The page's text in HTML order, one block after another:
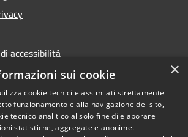
accessibilità
Copyright © 2026 • Città di
Montecchio Maggiore •
×
sui cookie
cookie tecnici e assimilati strettamente
funzionamento e alla navigazione del sito,
tecnico analitico al solo fine di elaborare
statistiche, aggregate e anonime.